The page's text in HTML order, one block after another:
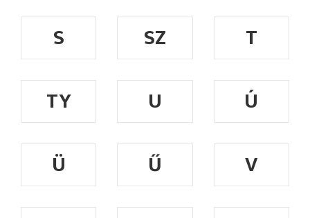
S
SZ
T
TY
U
Ú
Ü
Ű
V